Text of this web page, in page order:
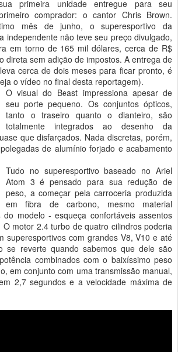
primeira unidade entregue para seu
comprador: o cantor Chris Brown.
mês de junho, o superesportivo da
independente não teve seu preço divulgado,
em torno de 165 mil dólares, cerca de R$
direta sem adição de impostos. A entrega de
cerca de dois meses para ficar pronto, é
o vídeo no final desta reportagem).
O visual do Beast impressiona apesar de
seu porte pequeno. Os conjuntos ópticos,
tanto o traseiro quanto o dianteiro, são
totalmente integrados ao desenho da
que disfarçados. Nada discretas, porém,
de alumínio forjado e acabamento
Tudo no superesportivo baseado no Ariel
Atom 3 é pensado para sua redução de
peso, a começar pela carroceria produzida
em fibra de carbono, mesmo material
do modelo - esqueça confortáveis assentos
O motor 2.4 turbo de quatro cilindros poderia
superesportivos com grandes V8, V10 e até
se reverte quando sabemos que dele são
combinados com o baixíssimo peso
em conjunto com uma transmissão manual,
2,7 segundos e a velocidade máxima de